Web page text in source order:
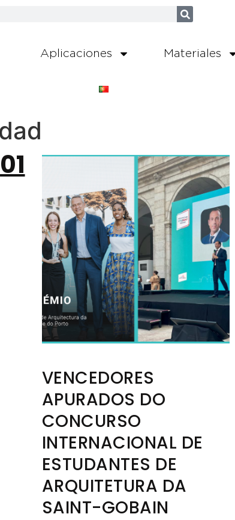
Aplicaciones Materiales
01
VENCEDORES
APURADOS DO
CONCURSO
INTERNACIONAL DE
ESTUDANTES DE
ARQUITETURA DA
SAINT-GOBAIN